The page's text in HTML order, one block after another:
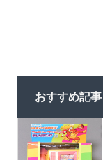
おすすめ記事